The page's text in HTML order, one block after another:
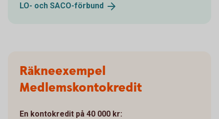
LO- och SACO-förbund
Räkneexempel
Medlemskontokredit
En kontokredit på 40 000 kr: